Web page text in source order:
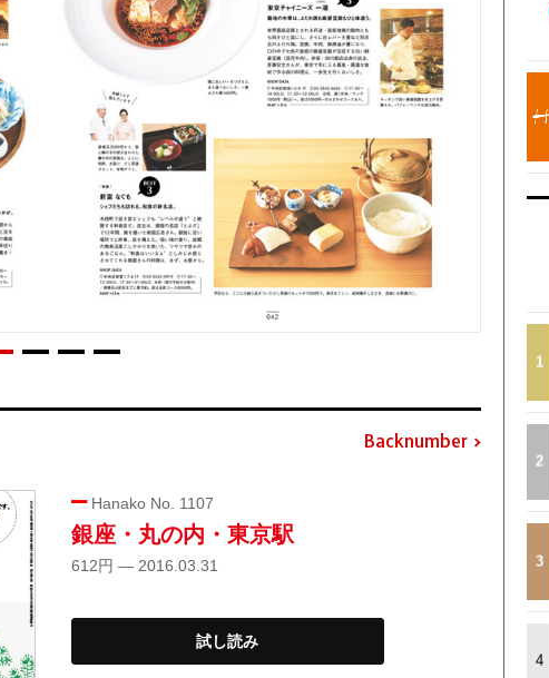
Backnumber
Hanako No. 1107
銀座・丸の内・東京駅
612円 — 2016.03.31
試し読み
1
2
3
4